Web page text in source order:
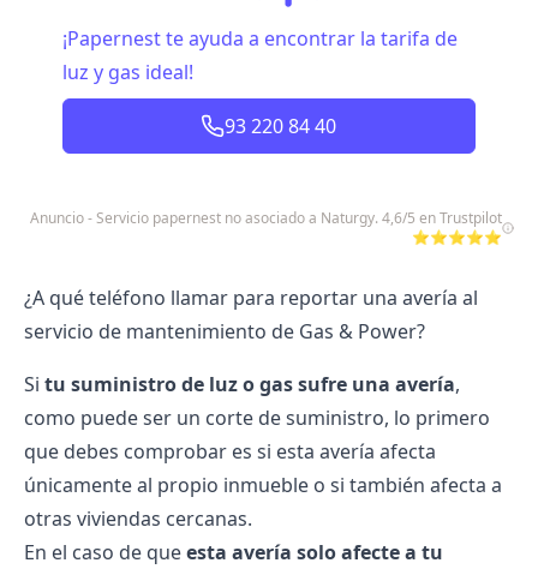
¡Papernest te ayuda a encontrar la tarifa de
luz y gas ideal!
93 220 84 40
Anuncio - Servicio papernest no asociado a Naturgy. 4,6/5 en Trustpilot
⭐⭐⭐⭐⭐
¿A qué teléfono llamar para reportar una avería al
servicio de mantenimiento de Gas & Power?
Si tu suministro de luz o gas sufre una avería,
como puede ser un corte de suministro, lo primero
que debes comprobar es si esta avería afecta
únicamente al propio inmueble o si también afecta a
otras viviendas cercanas.
En el caso de queesta avería solo afecte a tu